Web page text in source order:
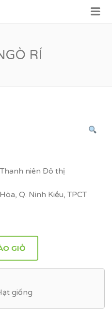
RÍ
niên Đô thị
Q. Ninh Kiều, TPCT
GIỎ
giống